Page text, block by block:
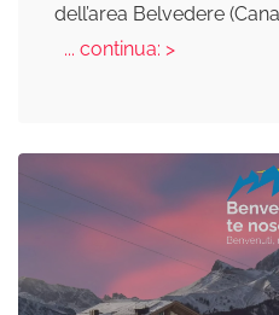
dell’area Belvedere
... continua: >